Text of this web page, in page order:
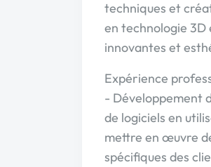
techniques et
en technologie 3D
innovantes et
Expérience
- Développement
de logiciels en
mettre en œuvre
spécifiques des